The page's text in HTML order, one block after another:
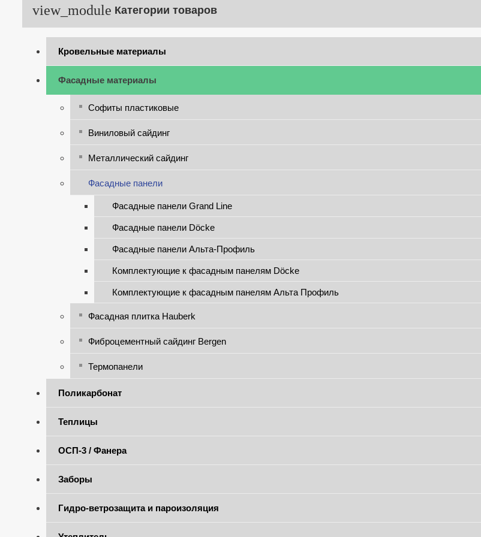
Категории товаров
Кровельные материалы
Фасадные материалы
Софиты пластиковые
Виниловый сайдинг
Металлический сайдинг
Фасадные панели
Фасадные панели Grand Line
Фасадные панели Döcke
Фасадные панели Альта-Профиль
Комплектующие к фасадным панелям Döcke
Комплектующие к фасадным панелям Альта Профиль
Фасадная плитка Hauberk
Фиброцементный сайдинг Bergen
Термопанели
Поликарбонат
Теплицы
ОСП-3 / Фанера
Заборы
Гидро-ветрозащита и пароизоляция